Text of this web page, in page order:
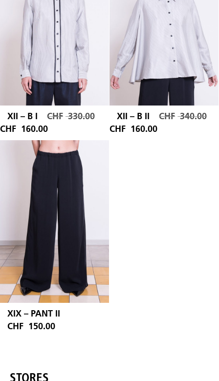
XII – B I CHF 330.00Le
CHF 160.00Le
prix
actuel
CHF 160.00.
XII – B II CHF 340.00Le
CHF 160.00Le
XIX – PANT II
CHF 150.00
STORES